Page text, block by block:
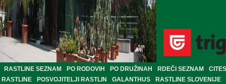
RASTLINE SEZNAM PO RODOVIH PO DRUŽINAH RDEČI SEZNAM
CITES
RASTLINE
POSVOJITELJI RASTLIN GALANTHUS RASTLINE SLOVENIJE